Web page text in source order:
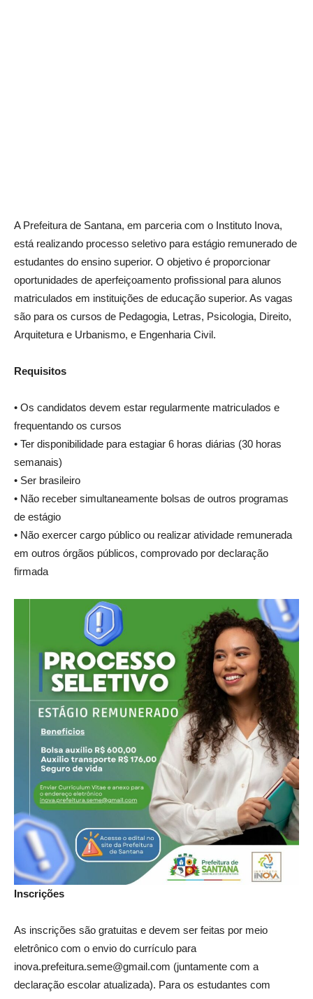
A Prefeitura de Santana, em parceria com o Instituto Inova,
está realizando processo seletivo para estágio remunerado de
estudantes do ensino superior. O objetivo é proporcionar
oportunidades de aperfeiçoamento profissional para alunos
matriculados em instituições de educação superior. As vagas
são para os cursos de Pedagogia, Letras, Psicologia, Direito,
Arquitetura e Urbanismo, e Engenharia Civil.
Requisitos
• Os candidatos devem estar regularmente matriculados e
frequentando os cursos
• Ter disponibilidade para estagiar 6 horas diárias (30 horas
semanais)
• Ser brasileiro
• Não receber simultaneamente bolsas de outros programas
de estágio
• Não exercer cargo público ou realizar atividade remunerada
em outros órgãos públicos, comprovado por declaração
firmada
Inscrições
As inscrições são gratuitas e devem ser feitas por meio
eletrônico com o envio do currículo para
inova.prefeitura.seme@gmail.com (juntamente com a
declaração escolar atualizada). Para os estudantes com